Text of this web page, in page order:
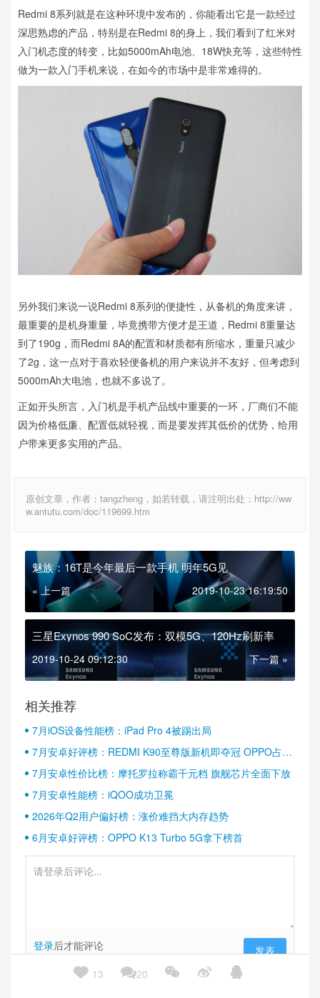
Redmi 8系列就是在这种环境中发布的，你能看出它是一款经过
深思熟虑的产品，特别是在Redmi 8的身上，我们看到了红米对
入门机态度的转变，比如5000mAh电池、18W快充等，这些特性
做为一款入门手机来说，在如今的市场中是非常难得的。
另外我们来说一说Redmi 8系列的便捷性，从备机的角度来讲，
最重要的是机身重量，毕竟携带方便才是王道，Redmi 8重量达
到了190g，而Redmi 8A的配置和材质都有所缩水，重量只减少
了2g，这一点对于喜欢轻便备机的用户来说并不友好，但考虑到
5000mAh大电池，也就不多说了。
正如开头所言，入门机是手机产品线中重要的一环，厂商们不能
因为价格低廉、配置低就轻视，而是要发挥其低价的优势，给用
户带来更多实用的产品。
原创文章，作者：tangzheng，如若转载，请注明出处：http://ww
w.antutu.com/doc/119699.htm
 13 20   
魅族：16T是今年最后一款手机 明年5G见
« 上一篇 2019-10-23 16:19:50
三星Exynos 990 SoC发布：双模5G、120Hz刷新率
2019-10-24 09:12:30 下一篇 »
相关推荐
7月iOS设备性能榜：iPad Pro 4被踢出局
7月安卓好评榜：REDMI K90至尊版新机即夺冠 OPPO占据
半壁江山
7月安卓性价比榜：摩托罗拉称霸千元档 旗舰芯片全面下放
7月安卓性能榜：iQOO成功卫冕
2026年Q2用户偏好榜：涨价难挡大内存趋势
6月安卓好评榜：OPPO K13 Turbo 5G拿下榜首
登录后才能评论 发表